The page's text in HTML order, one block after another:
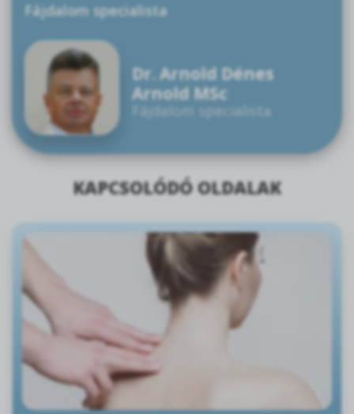
Fájdalom specialista
Dr. Arnold Dénes
Arnold MSc
Fájdalom specialista
KAPCSOLÓDÓ OLDALAK